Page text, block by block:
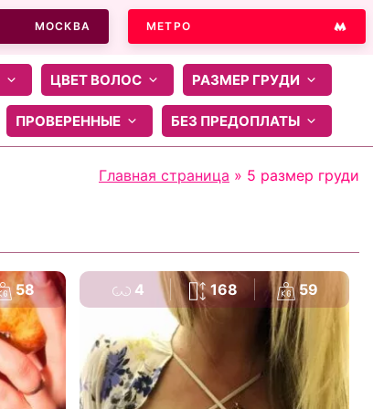
МОСКВА МЕТРО
ЦВЕТ ВОЛОС РАЗМЕР ГРУДИ
ПРОВЕРЕННЫЕ БЕЗ ПРЕДОПЛАТЫ
Главная страница » 5 размер груди
58 4 168 59